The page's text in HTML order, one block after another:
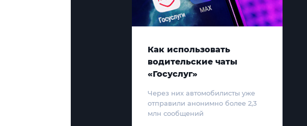
Как использовать
водительские чаты
«Госуслуг»
Через них автомобилисты уже
отправили анонимно более 2,3
млн сообщений